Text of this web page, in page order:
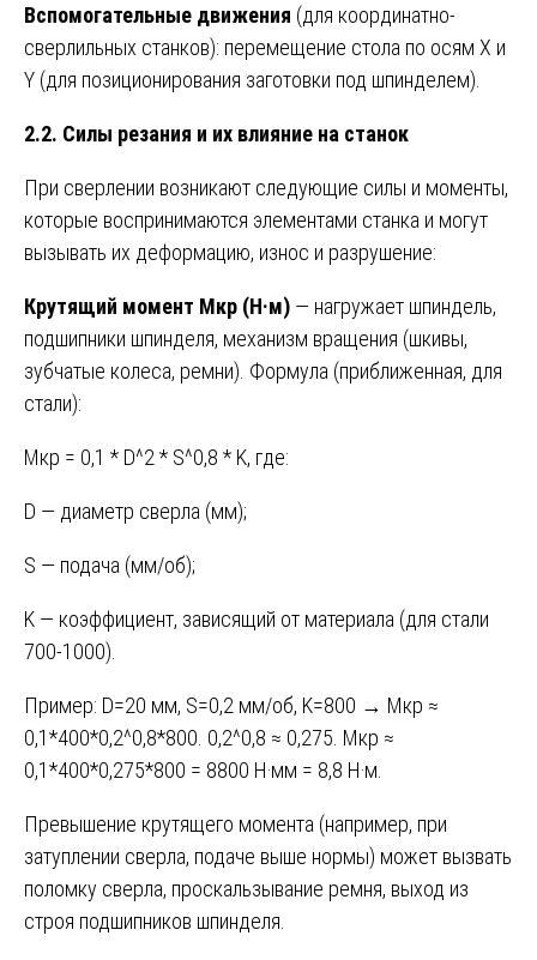
Вспомогательные движения (для координатно-
сверлильных станков): перемещение стола по осям X и
Y (для позиционирования заготовки под шпинделем).
2.2. Силы резания и их влияние на станок
При сверлении возникают следующие силы и моменты,
которые воспринимаются элементами станка и могут
вызывать их деформацию, износ и разрушение:
Крутящий момент Mкр (Н·м) — нагружает шпиндель,
подшипники шпинделя, механизм вращения (шкивы,
зубчатые колеса, ремни). Формула (приближенная, для
стали):
Mкр = 0,1 * D^2 * S^0,8 * K, где:
D — диаметр сверла (мм);
S — подача (мм/об);
K — коэффициент, зависящий от материала (для стали
700-1000).
Пример: D=20 мм, S=0,2 мм/об, K=800 → Mкр ≈
0,1*400*0,2^0,8*800. 0,2^0,8 ≈ 0,275. Mкр ≈
0,1*400*0,275*800 = 8800 Н·мм = 8,8 Н·м.
Превышение крутящего момента (например, при
затуплении сверла, подаче выше нормы) может вызвать
поломку сверла, проскальзывание ремня, выход из
строя подшипников шпинделя.